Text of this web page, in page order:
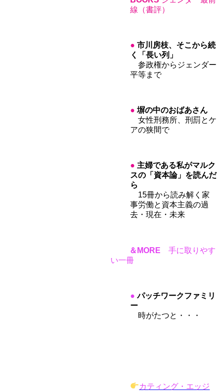
線 （書評）
● 市川房枝、そこから続
く「長い列」
参政権からジェンダー
平等まで
● 塀の中のおばあさん
女性刑務所、刑罰とケ
アの狭間で
● 主婦である私がマルク
スの「資本論」を読んだ
ら
15冊から読み解く家
事労働と資本主義の過
去・現在・未来
＆MORE
手に取りやす
い一冊
●パッチワークファミリ
ー
時がたつと・・・
カティング・エッジ